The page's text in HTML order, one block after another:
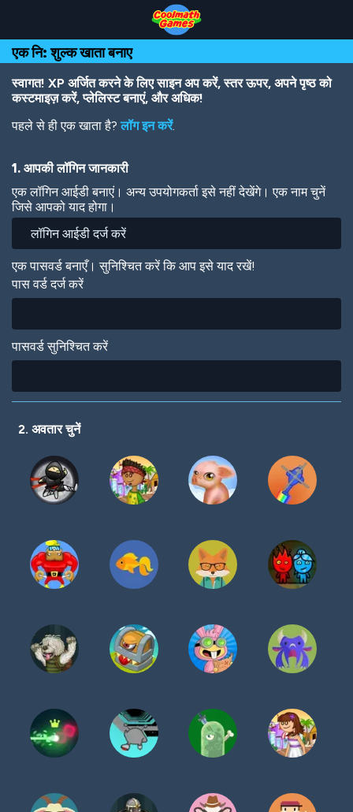
Top
of
Page
Navigation
Main
Content
Footer
main
content
एक नि: शुल्क खाता बनाए
स्वागत! XP अर्जित करने के लिए साइन अप करें, स्तर ऊपर, अपने पृष्ठ को
कस्टमाइज़ करें, प्लेलिस्ट बनाएं, और अधिक!
पहले से ही एक खाता है?लॉग इन करें.
1. आपकी लॉगिन जानकारी
एक लॉगिन आईडी बनाएं। अन्य उपयोगकर्ता इसे नहीं देखेंगे। एक नाम चुनें
जिसे आपको याद होगा।
एक पासवर्ड बनाएँ। सुनिश्चित करें कि आप इसे याद रखें!
पास वर्ड दर्ज करें
पासवर्ड सुनिश्चित करें
2. अवतार चुनें